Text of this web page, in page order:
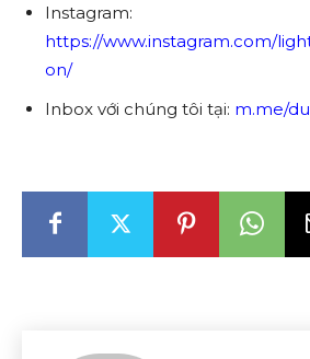
Instagram:
https://www.instagram.com/
on/
Inbox với chúng tôi tại: m.me/